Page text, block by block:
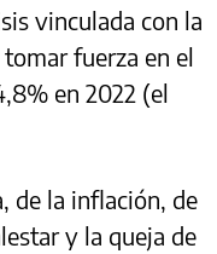
vinculada con la
fuerza en el
en 2022 (el
de la inflación, de
y la queja de